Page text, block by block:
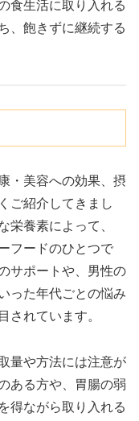
食生活に取り入れる
、飽きずに継続する
・美容への効果、摂
ご紹介してきまし
栄養素によって、
フードのひとつで
サポートや、男性の
った年代ごとの悩み
されています。
量や方法には注意が
ある方や、胃腸の弱
得ながら取り入れる